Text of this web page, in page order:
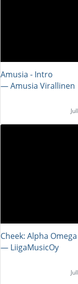
Amusia - Intro
― Amusia Virallinen
Cheek: Alpha
― LiigaMusicOy